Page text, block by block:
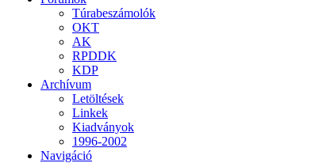
Túrabeszámolók
OKT
AK
RPDDK
KDP
Archívum
Letöltések
Linkek
Kiadványok
1996-2002
Navigáció